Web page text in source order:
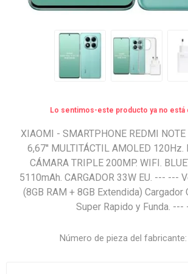
Lo sentimos-este producto ya no está
XIAOMI - SMARTPHONE REDMI
6,67'' MULTITÁCTIL AMOLED 120Hz.
CÁMARA TRIPLE 200MP. WIFI.
5110mAh. CARGADOR 33W EU. --- ---
(8GB RAM + 8GB Extendida) Cargador
Super Rapido y Funda. ---
Número de pieza del fabricante: